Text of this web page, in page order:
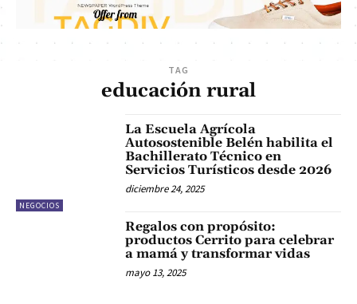
TAG
educación rural
NEGOCIOS
La Escuela Agrícola
Autosostenible Belén habilita el
Bachillerato Técnico en
Servicios Turísticos desde 2026
diciembre 24, 2025
Regalos con propósito:
productos Cerrito para celebrar
a mamá y transformar vidas
mayo 13, 2025